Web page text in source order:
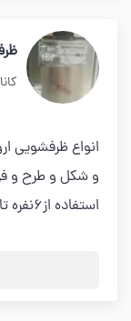
انواع ظرفشویی
و شکل و طرح و
استفاده از۶نفره تا۱۴نفره رومیزی و تو کابینت...